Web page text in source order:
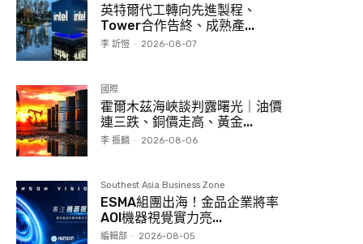
英特爾代工轉向先進製程、
Tower合作告終、成熟產...
李 訢愷 - 2026-08-07
國際
霍爾木茲海峽談判露曙光｜油價
連三跌、銅價走高、黃金...
李 振麟 - 2026-08-06
Southest Asia Business Zone
ESMA組團出海！金品企業將率
AOI機器視覺實力亮...
編輯部 - 2026-08-05